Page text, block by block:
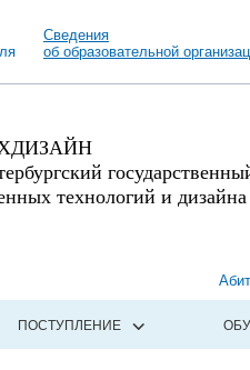
Сведения
об образовательной
технологий и дизайна
ПОСТУПЛЕНИЕ